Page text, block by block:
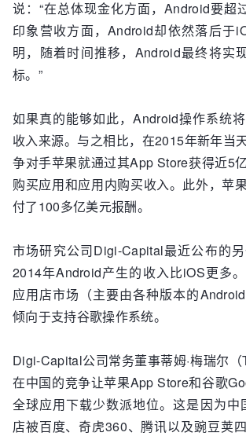
说：“在总体现金化方面，Android要超
印象营收方面，Android却依然落后于
明，随着时间推移，Android最终将实
标。”
如果真的能够如此，Android操作系统
收入来源。与之相比，在2015年新年当
争对手苹果就通过其App Store获得近5
购买应用和应用内购买收入。此外，苹
付了100多亿美元报酬。
市场研究公司Digi-Capital最近公布的另
2014年Android产生的收入比iOS更多
应用店市场（主要由各种版本的
倾向于支持谷歌操作系统。
Digi-Capital公司常务董事蒂姆·梅瑞尔（
在中国的竞争让苹果App Store和谷歌
全球应用下载少数派地位。这是因为中
店被百度、奇虎360、腾讯以及豌豆荚